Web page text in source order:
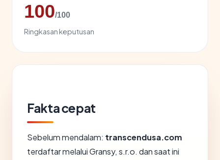
100/100
Ringkasan keputusan
Fakta cepat
Sebelum mendalam: transcendusa.com
terdaftar melalui Gransy, s.r.o. dan saat ini